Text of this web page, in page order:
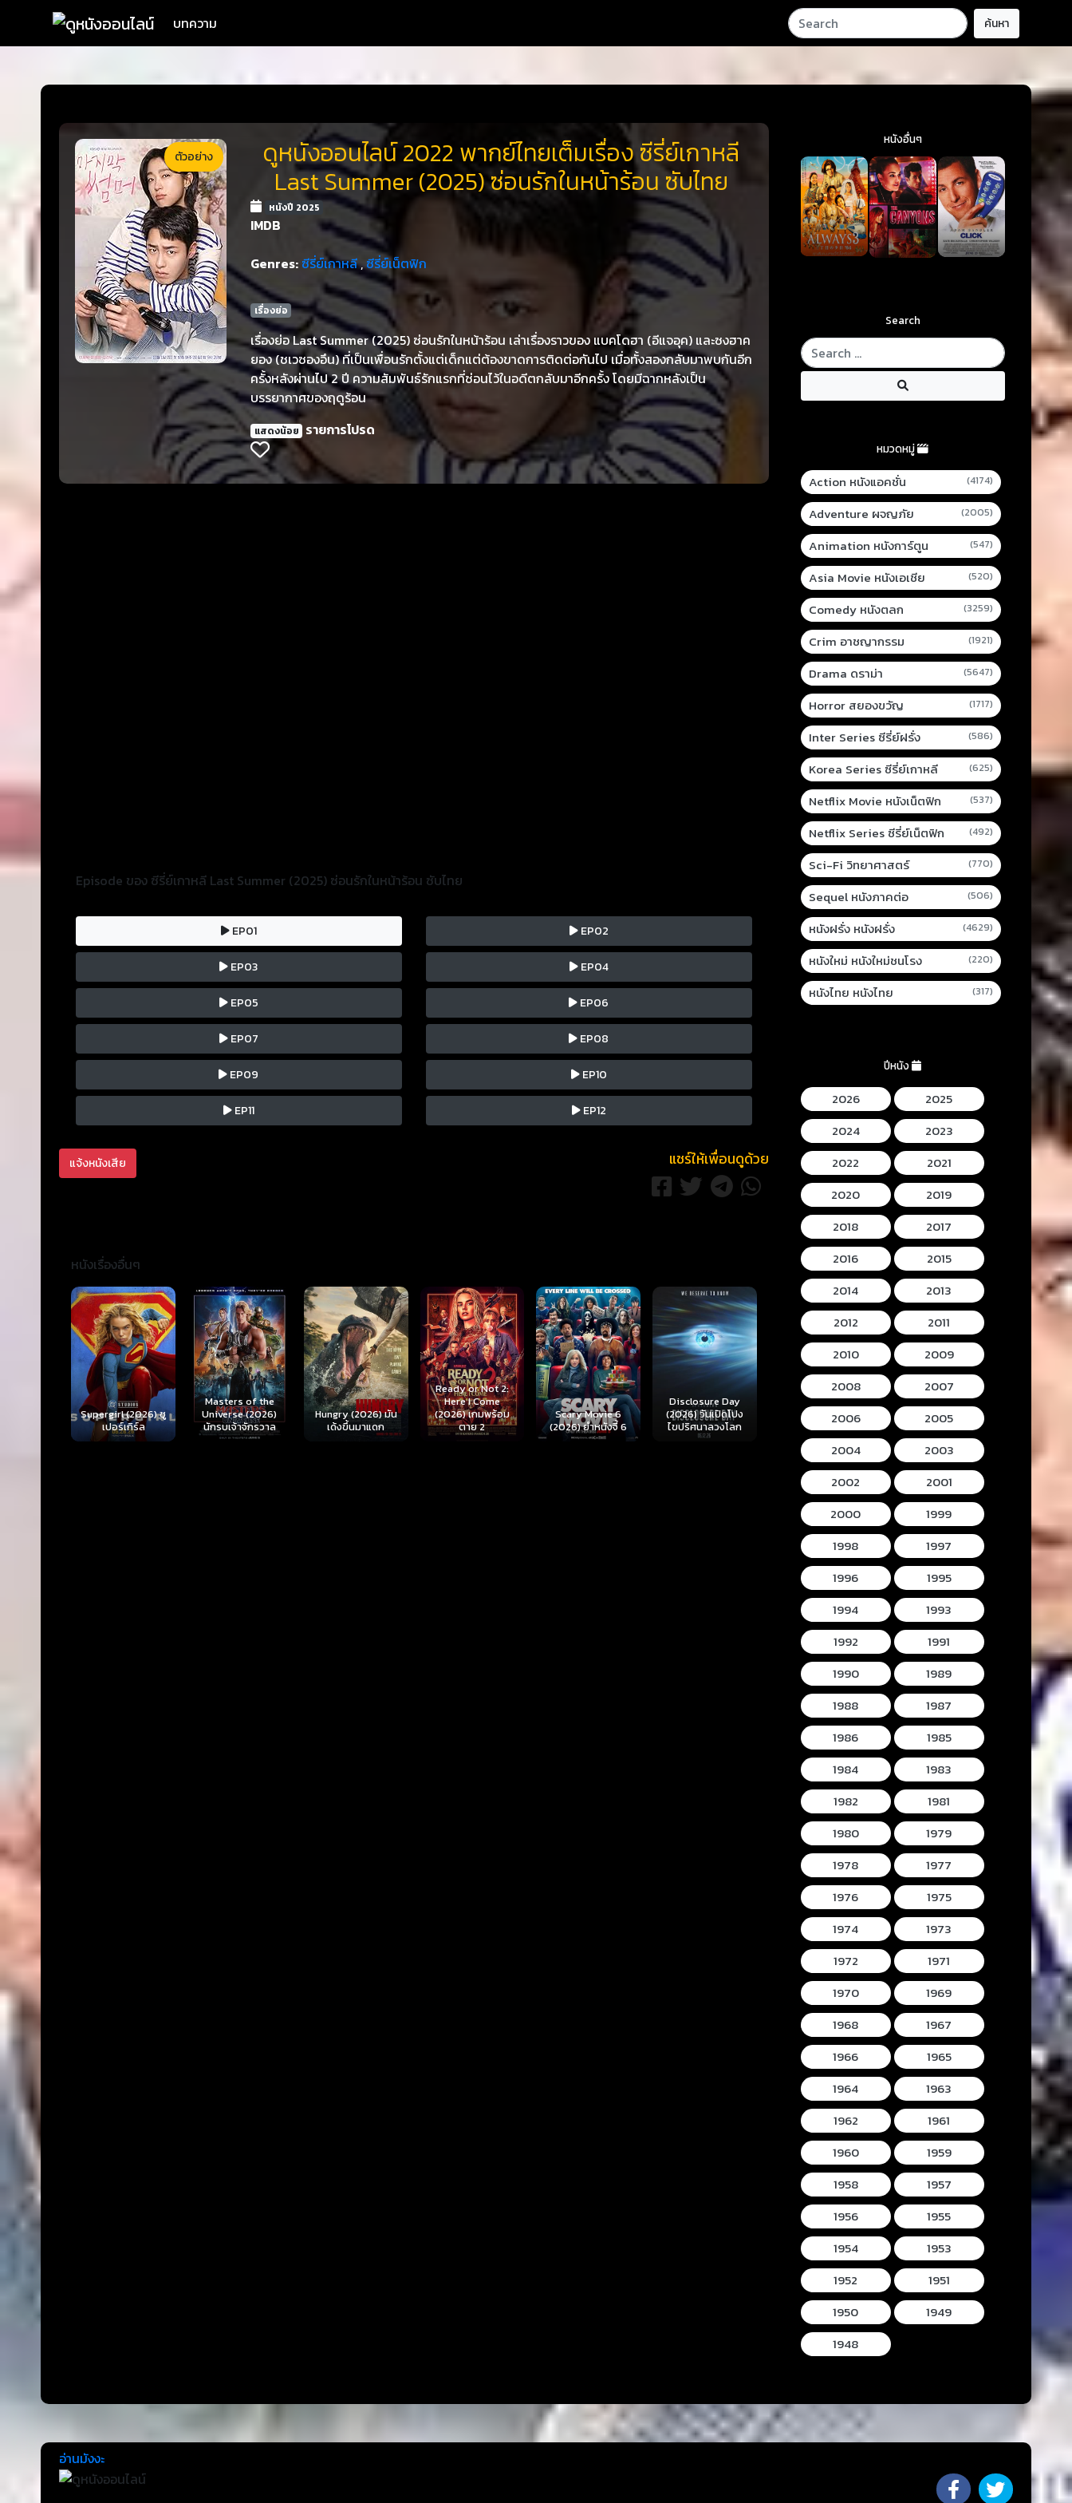
บทความ ค้นหา
ตัวอย่าง
ดูหนังออนไลน์ 2022 พากย์ไทยเต็มเรื่อง ซีรี่ย์เกาหลี
Last Summer (2025) ซ่อนรักในหน้าร้อน ซับไทย
หนังปี 2025
IMDB
Genres: ซีรี่ย์เกาหลี,ซีรี่ย์เน็ตฟิก
เรื่องย่อ
เรื่องย่อ Last Summer (2025) ซ่อนรักในหน้าร้อน เล่าเรื่องราวของ แบคโดฮา (อีแจอุค) และซงฮาค
ยอง (ชเวซองอึน) ที่เป็นเพื่อนรักตั้งแต่เด็กแต่ต้องขาดการติดต่อกันไป เมื่อทั้งสองกลับมาพบกันอีก
ครั้งหลังผ่านไป 2 ปี ความสัมพันธ์รักแรกที่ซ่อนไว้ในอดีตกลับมาอีกครั้ง โดยมีฉากหลังเป็น
บรรยากาศของฤดูร้อน
แสดงน้อย รายการโปรด
Episode ของ ซีรี่ย์เกาหลี Last Summer (2025) ซ่อนรักในหน้าร้อน ซับไทย
EP01 EP02
EP03 EP04
EP05 EP06
EP07 EP08
EP09 EP10
EP11 EP12
แจ้งหนังเสีย แชร์ให้เพื่อนดูด้วย
หนังเรื่องอื่นๆ
Masters of the
Universe (2026)
นักรบเจ้าจักรวาล
Hungry (2026) มัน
เด้งขึ้นมาแดก
Ready or Not 2:
Here I Come
(2026) เกมพร้อม
ตาย 2
Scary Movie 6
(2026) ยำหนังจี้ 6
Disclosure Day
(2026) วันเปิดโปง
ไขปริศนาลวงโลก
Backrooms (2026)
นรกห้องลับ
Hokum (2026) ห้อง
กุมวิญญาณ
Mortal Kombat II
(2026) มอร์ทัล คอม
แบท 2
หนังอื่นๆ
Search
หมวดหมู่
Action หนังแอคชั่น (4174)
Adventure ผจญภัย (2005)
Animation หนังการ์ตูน (547)
Asia Movie หนังเอเชีย (520)
Comedy หนังตลก (3259)
Crim อาชญากรรม (1921)
Drama ดราม่า (5647)
Horror สยองขวัญ (1717)
Inter Series ซีรี่ย์ฝรั่ง (586)
Korea Series ซีรี่ย์เกาหลี (625)
Netflix Movie หนังเน็ตฟิก (537)
Netflix Series ซีรี่ย์เน็ตฟิก (492)
Sci-Fi วิทยาศาสตร์ (770)
Sequel หนังภาคต่อ (506)
หนังฝรั่ง หนังฝรั่ง (4629)
หนังใหม่ หนังใหม่ชนโรง (220)
หนังไทย หนังไทย (317)
ปีหนัง
2026
2025
2024
2023
2022
2021
2020
2019
2018
2017
2016
2015
2014
2013
2012
2011
2010
2009
2008
2007
2006
2005
2004
2003
2002
2001
2000
1999
1998
1997
1996
1995
1994
1993
1992
1991
1990
1989
1988
1987
1986
1985
1984
1983
1982
1981
1980
1979
1978
1977
1976
1975
1974
1973
1972
1971
1970
1969
1968
1967
1966
1965
1964
1963
1962
1961
1960
1959
1958
1957
1956
1955
1954
1953
1952
1951
1950
1949
1948
อ่านมังงะ